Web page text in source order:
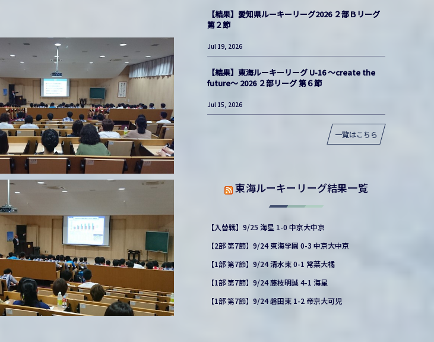
【結果】愛知県ルーキーリーグ2026 ２部Ｂリーグ
第２節
Jul 19, 2026
【結果】東海ルーキーリーグ U-16 〜create the
future〜 2026 ２部リーグ 第６節
Jul 15, 2026
一覧はこちら
東海ルーキーリーグ結果一覧
【入替戦】9/25 海星 1-0 中京大中京
【2部 第7節】9/24 東海学園 0-3 中京大中京
【1部 第7節】9/24 清水東 0-1 常葉大橘
【1部 第7節】9/24 藤枝明誠 4-1 海星
【1部 第7節】9/24 磐田東 1-2 帝京大可児